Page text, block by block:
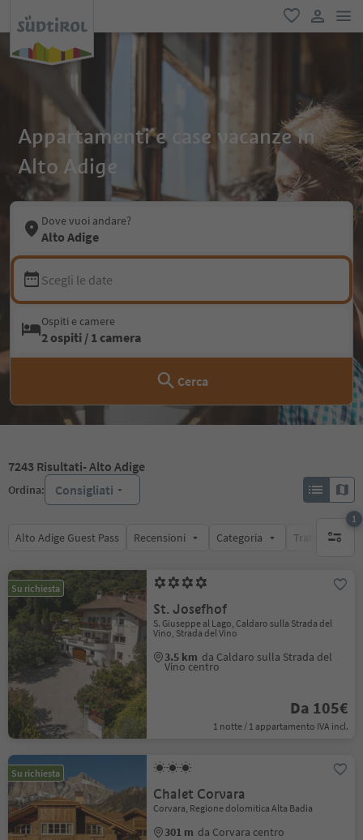
favoriti
user link
Appartamenti e case vacanze in
Alto Adige
Dove vuoi andare?
Alto Adige
Scegli le date
Ospiti e camere
2 ospiti / 1 camera
Cerca
7243 Risultati- Alto Adige
Ordina: Consigliati
Alto Adige Guest Pass Recensioni Categoria Trattamento
1
1 filtro
Su richiesta
St. Josefhof
S. Giuseppe al Lago, Caldaro sulla Strada del
Vino, Strada del Vino
3.5 km da Caldaro sulla Strada del
Vino centro
Da 105€
1 notte / 1 appartamento IVA incl.
Su richiesta
Chalet Corvara
Corvara, Regione dolomitica Alta Badia
301 m da Corvara centro